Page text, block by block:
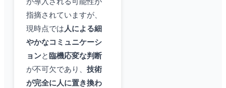
指摘されていますが、
現時点では 人による細
やかなコミュニケーシ
ョンと 臨機応変な判断
が不可欠であり、 技術
が完全に人に置き換わ